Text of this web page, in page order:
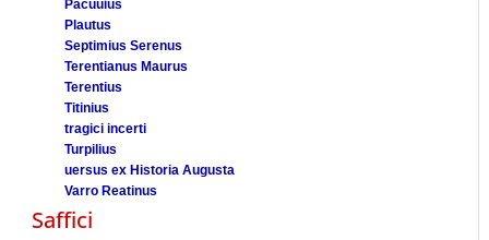
Pacuuius
Plautus
Septimius Serenus
Terentianus Maurus
Terentius
Titinius
tragici incerti
Turpilius
uersus ex Historia Augusta
Varro Reatinus
Saffici